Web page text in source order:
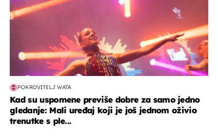
POKROVITELJ WATA
Kad su uspomene previše dobre za samo jedno
gledanje: Mali uređaj koji je još jednom oživio
trenutke s ple...